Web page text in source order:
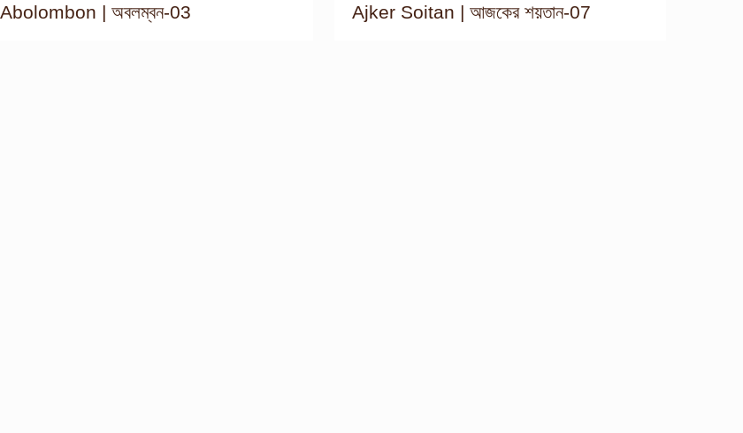
Abolombon | অবলম্বন-03 Ajker Soitan | আজকের শয়তান-07